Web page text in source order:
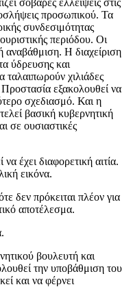
σοβαρές ελλείψεις στις
προσωπικού. Τα
συνδεσιμότητας
περιόδου. Οι
αναβάθμιση. Η διαχείριση
ύδρευσης και
ταλαιπωρούν χιλιάδες
εξακολουθεί να
σχεδιασμό. Και η
βασική κυβερνητική
σε ουσιαστικές
έχει διαφορετική αιτία.
εικόνα.
δεν πρόκειται πλέον για
αποτέλεσμα.
βουλευτή και
την υποβάθμιση του
και να φέρνει